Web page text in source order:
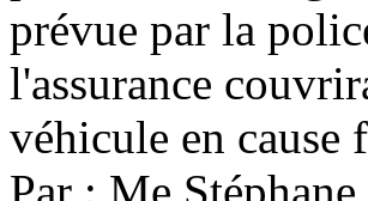
prévue par la
l'assurance
véhicule en cause
Par : Me